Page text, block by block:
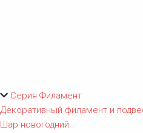
Серия Филамент
Декоративный филамент и
Шар новогодний